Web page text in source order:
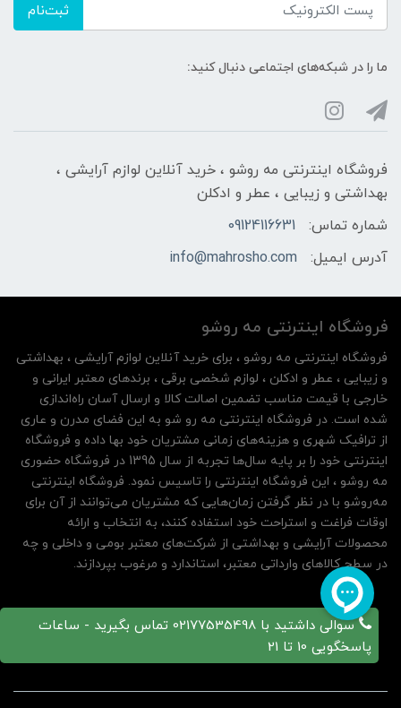
ثبت‌نام
ما را در شبکه‌های اجتماعی دنبال کنید:
فروشگاه اینترنتی مه‌ رو‌شو ، خرید آنلاین لوازم آرایشی ،
بهداشتی و زیبایی ، عطر و ادکلن
شماره تماس:
09124116631
آدرس ایمیل:
info@mahrosho.com
سوالی داشتید با 02177535498 تماس بگیرید - ساعات
پاسخگویی 10 تا 21
فروشگاه اینترنتی مه‌ رو‌شو
فروشگاه اینترنتی مه‌ رو‌شو ، برای خرید آنلاین لوازم آرایشی ، بهداشتی
و زیبایی ، عطر و ادکلن ، لوازم شخصی برقی ، برندهای معتبر ایرانی و
خارجی با قیمت مناسب تضمین اصالت کالا و ارسال آسان راه‌اندازی
شده است. در فروشگاه اینترنتی مه رو شو به این فضای مدرن و عاری
از ترافیک شهری و هزینه‌های زمانی مشتریان خود بها داده و فروشگاه
اینترنتی خود را بر پایه سال‌ها تجربه از سال 1395 در فروشگاه حضوری
مه روشو ، این فروشگاه اینترنتی را تاسیس نمود. فروشگاه اینترنتی
مه‌رو‌شو با در نظر گرفتن زمان‌هایی که مشتریان می‌توانند از آن‌ برای
اوقات فراغت و استراحت خود استفاده کنند، به انتخاب و ارائه
محصولات آرایشی و بهداشتی از شرکت‌های معتبر بومی و داخلی و چه
در سطح کالاهای وارداتی معتبر، استاندارد و مرغوب بپردازند.